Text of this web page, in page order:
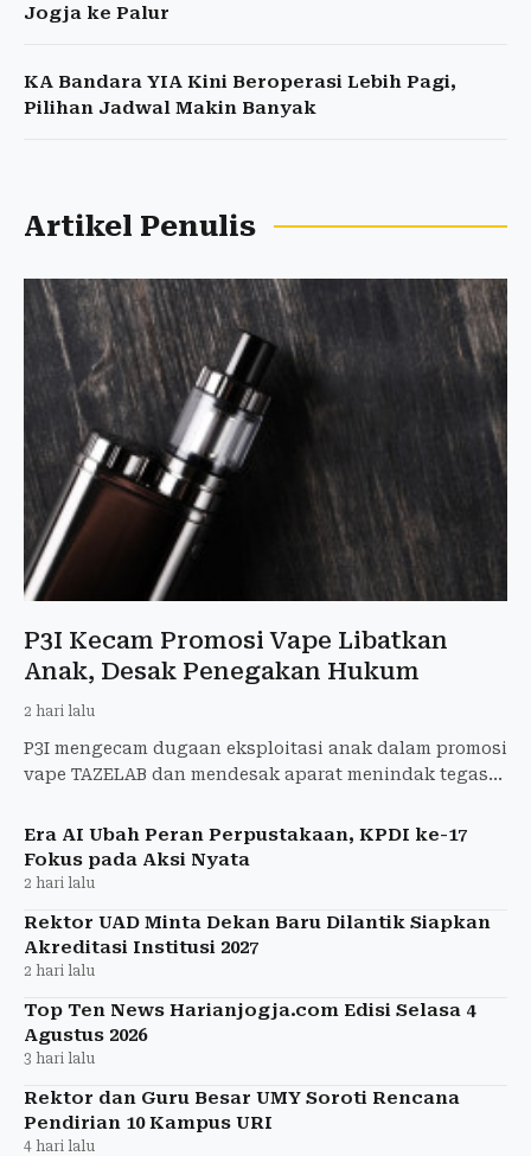
Jogja ke Palur
KA Bandara YIA Kini Beroperasi Lebih Pagi,
Pilihan Jadwal Makin Banyak
Artikel Penulis
P3I Kecam Promosi Vape Libatkan
Anak, Desak Penegakan Hukum
2 hari lalu
P3I mengecam dugaan eksploitasi anak dalam promosi
vape TAZELAB dan mendesak aparat menindak tegas
Era AI Ubah Peran Perpustakaan, KPDI ke-17
Fokus pada Aksi Nyata
2 hari lalu
Rektor UAD Minta Dekan Baru Dilantik Siapkan
Akreditasi Institusi 2027
2 hari lalu
Top Ten News Harianjogja.com Edisi Selasa 4
Agustus 2026
3 hari lalu
Rektor dan Guru Besar UMY Soroti Rencana
Pendirian 10 Kampus URI
4 hari lalu